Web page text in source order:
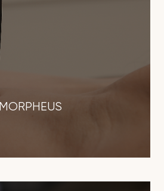
MORPHEUS